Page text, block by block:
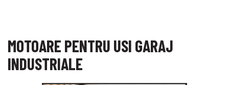
MOTOARE PENTRU USI GARAJ
INDUSTRIALE